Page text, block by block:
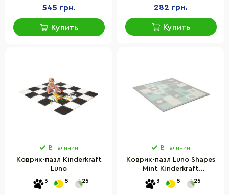
545 грн.
Купить
282 грн.
Купить
В наличии
Коврик-пазл Kinderkraft
Luno
3 5 25
В наличии
Коврик-пазл Luno Shapes
Mint Kinderkraft
KPLUSH00MIN0000, 30
элементов
3 5 25